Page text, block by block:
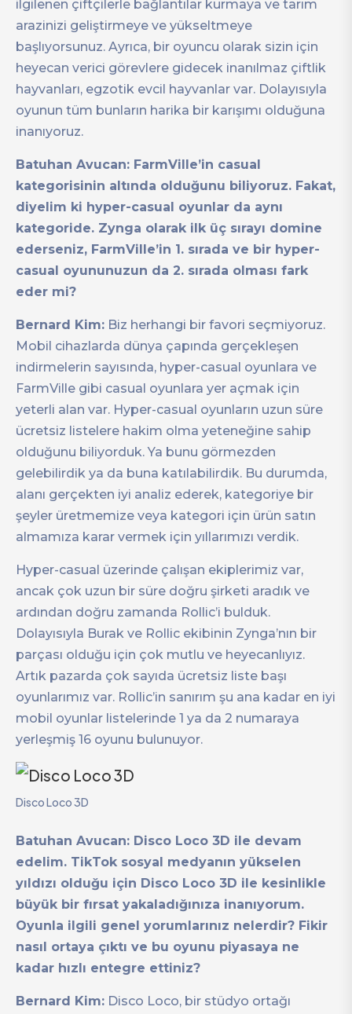
ilgilenen çiftçilerle bağlantılar kurmaya ve tarım
arazinizi geliştirmeye ve yükseltmeye
başlıyorsunuz. Ayrıca, bir oyuncu olarak sizin için
heyecan verici görevlere gidecek inanılmaz çiftlik
hayvanları, egzotik evcil hayvanlar var. Dolayısıyla
oyunun tüm bunların harika bir karışımı olduğuna
inanıyoruz.
Batuhan Avucan: FarmVille’in casual
kategorisinin altında olduğunu biliyoruz. Fakat,
diyelim ki hyper-casual oyunlar da aynı
kategoride. Zynga olarak ilk üç sırayı domine
ederseniz, FarmVille’in 1. sırada ve bir hyper-
casual oyununuzun da 2. sırada olması fark
eder mi?
Bernard Kim: Biz herhangi bir favori seçmiyoruz.
Mobil cihazlarda dünya çapında gerçekleşen
indirmelerin sayısında, hyper-casual oyunlara ve
FarmVille gibi casual oyunlara yer açmak için
yeterli alan var. Hyper-casual oyunların uzun süre
ücretsiz listelere hakim olma yeteneğine sahip
olduğunu biliyorduk. Ya bunu görmezden
gelebilirdik ya da buna katılabilirdik. Bu durumda,
alanı gerçekten iyi analiz ederek, kategoriye bir
şeyler üretmemize veya kategori için ürün satın
almamıza karar vermek için yıllarımızı verdik.
Hyper-casual üzerinde çalışan ekiplerimiz var,
ancak çok uzun bir süre doğru şirketi aradık ve
ardından doğru zamanda Rollic’i bulduk.
Dolayısıyla Burak ve Rollic ekibinin Zynga’nın bir
parçası olduğu için çok mutlu ve heyecanlıyız.
Artık pazarda çok sayıda ücretsiz liste başı
oyunlarımız var. Rollic’in sanırım şu ana kadar en iyi
mobil oyunlar listelerinde 1 ya da 2 numaraya
yerleşmiş 16 oyunu bulunuyor.
Disco Loco 3D
Batuhan Avucan: Disco Loco 3D ile devam
edelim. TikTok sosyal medyanın yükselen
yıldızı olduğu için Disco Loco 3D ile kesinlikle
büyük bir fırsat yakaladığınıza inanıyorum.
Oyunla ilgili genel yorumlarınız nelerdir? Fikir
nasıl ortaya çıktı ve bu oyunu piyasaya ne
kadar hızlı entegre ettiniz?
Bernard Kim: Disco Loco, bir stüdyo ortağı